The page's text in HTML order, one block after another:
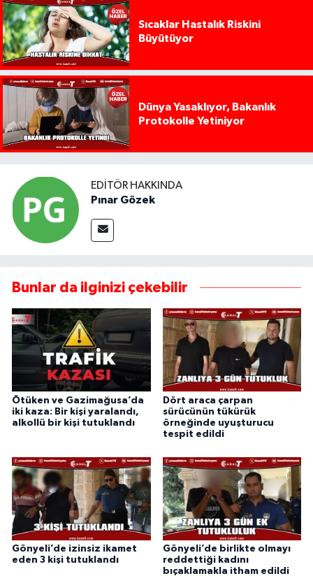
Sıcaklar Hastalık Riskini
Büyütüyor
Dünya Yasaklıyor, Bakanlık
Protokolle Yetiniyor
EDITÖR HAKKINDA
Pınar Gözek
Bunlar da ilginizi çekebilir
Ötüken ve Gazimağusa’da
iki kaza: Bir kişi yaralandı,
alkollü bir kişi tutuklandı
Dört araca çarpan
sürücünün tükürük
örneğinde uyuşturucu
tespit edildi
Gönyeli’de izinsiz ikamet
eden 3 kişi tutuklandı
Gönyeli’de birlikte olmayı
reddettiği kadını
bıçaklamakla itham edildi